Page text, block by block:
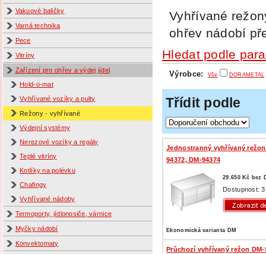
Vakuové baličky
Varná technika
Pece
Vitríny
Zařízení pro ohřev a výdej jídel
Hold-o-mat
Vyhřívané vozíky a pulty
Režony - vyhřívané
Výdejní systémy
Nerezové vozíky a regály
Teplé vitríny
Kotlíky na polévku
Chafingy
Vyhřívané nádoby
Termoporty, jídlonosiče, várnice
Myčky nádobí
Konvektomaty
Vyhřívané
ohřev nádobí
Hledat podle
Výrobce: Vše DORAMETAL
Třídit podle
Jednostranný vyhřívaný režon
94372, DM-94374
29.650 Kč bez
Dostupnost:
Ekonomická varianta DM
Průchozí vyhřívaný režon DM-